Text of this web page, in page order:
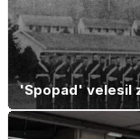
'Spopad' velesil